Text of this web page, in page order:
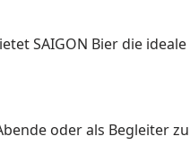
SAIGON Bier die
oder als Begleiter